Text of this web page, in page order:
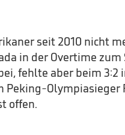
seit 2010 nicht
in der Overtime zum
fehlte aber beim 3:2
Peking-Olympiasieger
offen.